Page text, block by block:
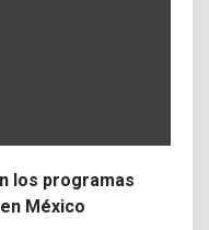
los programas
México